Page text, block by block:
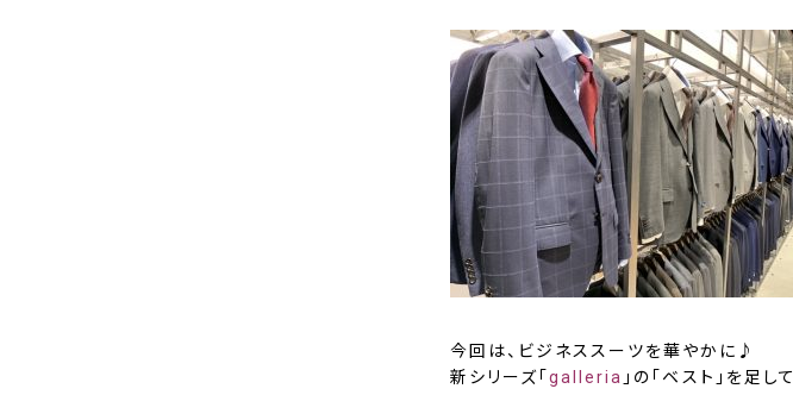
今回は、ビジネススーツを華やかに♪
新シリーズ「 galleria 」の「ベスト」 を足して